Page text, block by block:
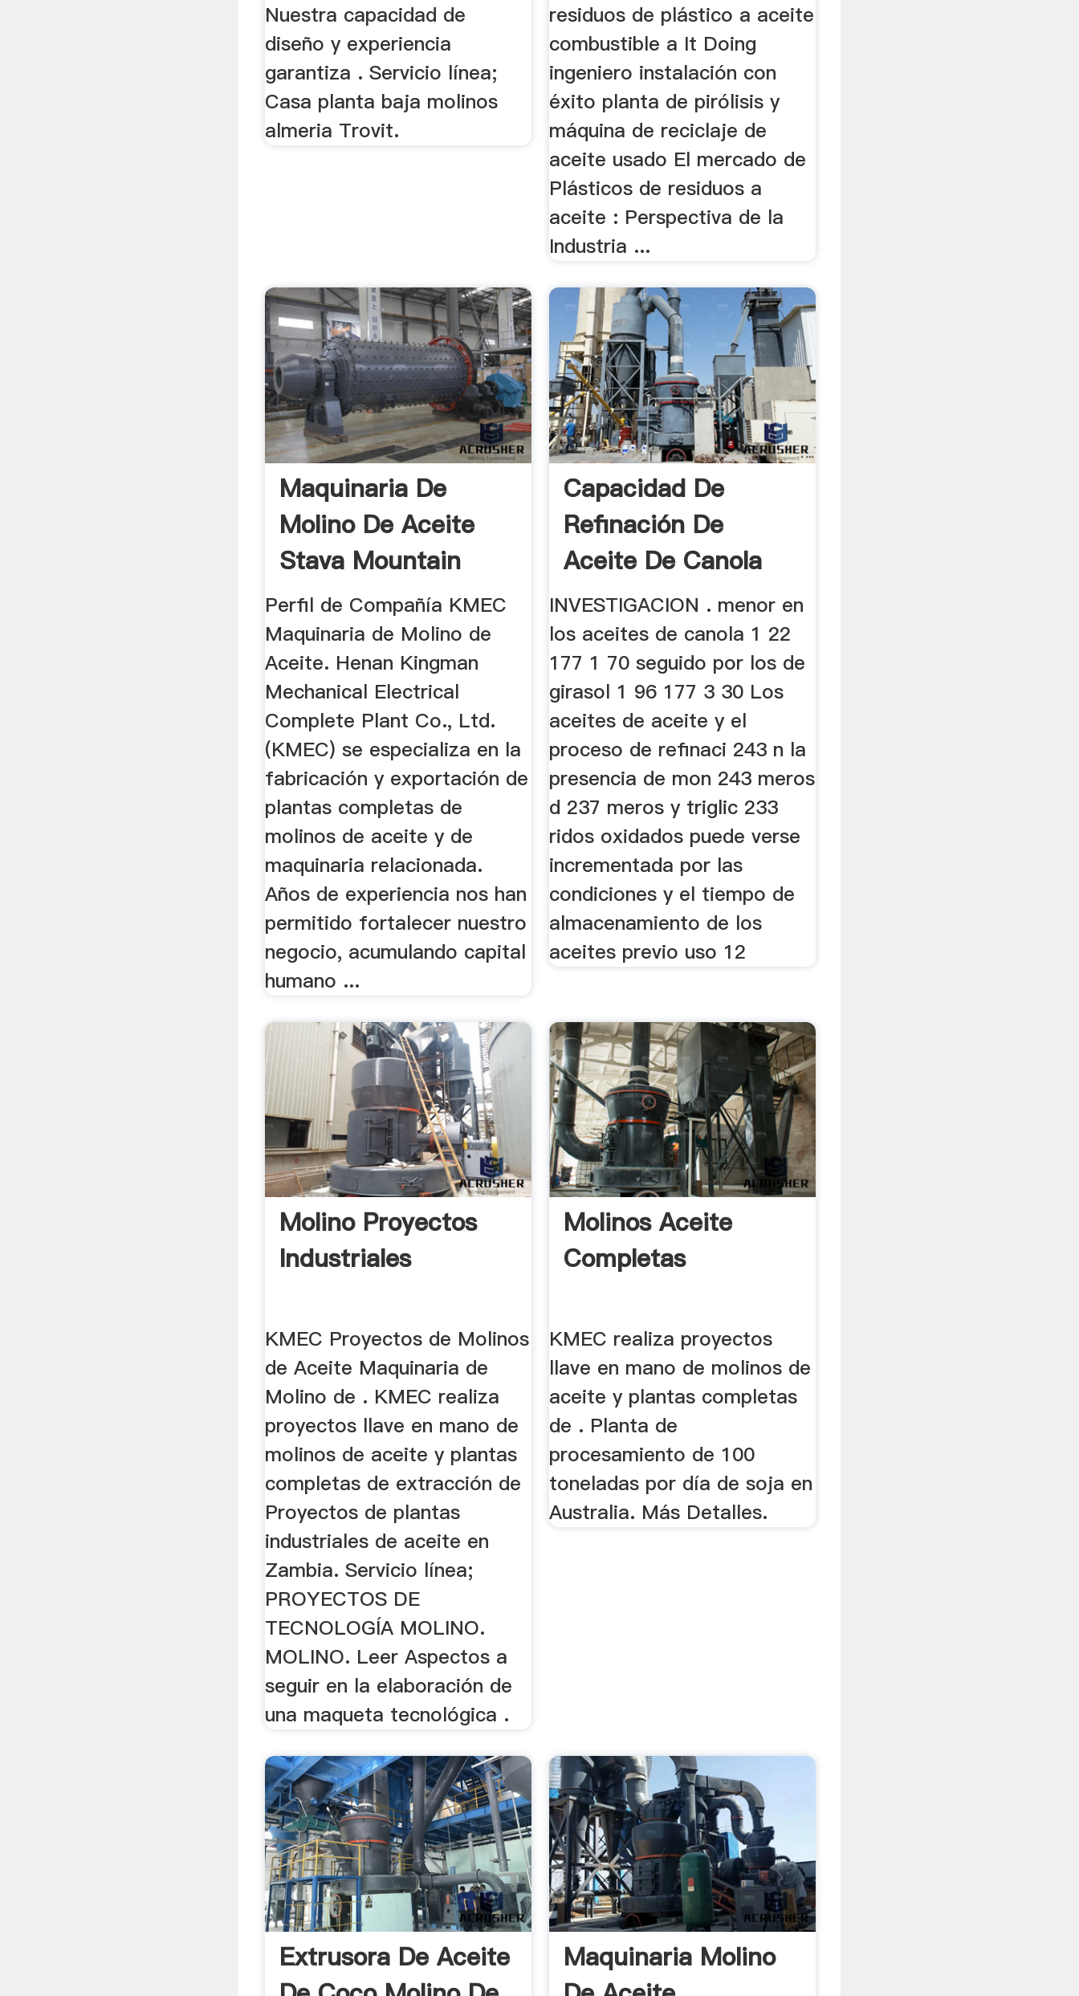
Nuestra capacidad de
diseño y experiencia
garantiza . Servicio línea;
Casa planta baja molinos
almeria Trovit.
residuos de plástico a aceite
combustible a It Doing
ingeniero instalación con
éxito planta de pirólisis y
máquina de reciclaje de
aceite usado El mercado de
Plásticos de residuos a
aceite : Perspectiva de la
Industria ...
Maquinaria De
Molino De Aceite
Stava Mountain
Race
Perfil de Compañía KMEC
Maquinaria de Molino de
Aceite. Henan Kingman
Mechanical Electrical
Complete Plant Co., Ltd.
(KMEC) se especializa en la
fabricación y exportación de
plantas completas de
molinos de aceite y de
maquinaria relacionada.
Años de experiencia nos han
permitido fortalecer nuestro
negocio, acumulando capital
humano ...
Capacidad De
Refinación De
Aceite De Canola
Australia
INVESTIGACION . menor en
los aceites de canola 1 22
177 1 70 seguido por los de
girasol 1 96 177 3 30 Los
aceites de aceite y el
proceso de refinaci 243 n la
presencia de mon 243 meros
d 237 meros y triglic 233
ridos oxidados puede verse
incrementada por las
condiciones y el tiempo de
almacenamiento de los
aceites previo uso 12
Molino Proyectos
Industriales
KMEC Proyectos de Molinos
de Aceite Maquinaria de
Molino de . KMEC realiza
proyectos llave en mano de
molinos de aceite y plantas
completas de extracción de
Proyectos de plantas
industriales de aceite en
Zambia. Servicio línea;
PROYECTOS DE
TECNOLOGÍA MOLINO.
MOLINO. Leer Aspectos a
seguir en la elaboración de
una maqueta tecnológica .
Molinos Aceite
Completas
KMEC realiza proyectos
llave en mano de molinos de
aceite y plantas completas
de . Planta de
procesamiento de 100
toneladas por día de soja en
Australia. Más Detalles.
Extrusora De Aceite
Maquinaria Molino